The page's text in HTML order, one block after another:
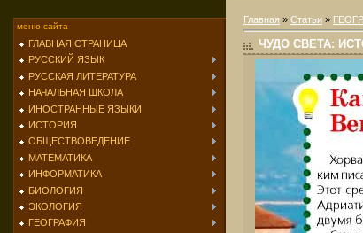
меню сайта
ГЛАВНАЯ СТРАНИЦА
РУССКИЙ ЯЗЫК
РУССКАЯ ЛИТЕРАТУРА
НАЧАЛЬНАЯ ШКОЛА
ИНОСТРАННЫЕ ЯЗЫКИ
ИСТОРИЯ
ОБЩЕСТВОВЕДЕНИЕ
МАТЕМАТИКА
ИНФОРМАТИКА
БИОЛОГИЯ
ЭКОЛОГИЯ
ГЕОГРАФИЯ
Главная » Статьи »
ЧУДО СВЕТА: